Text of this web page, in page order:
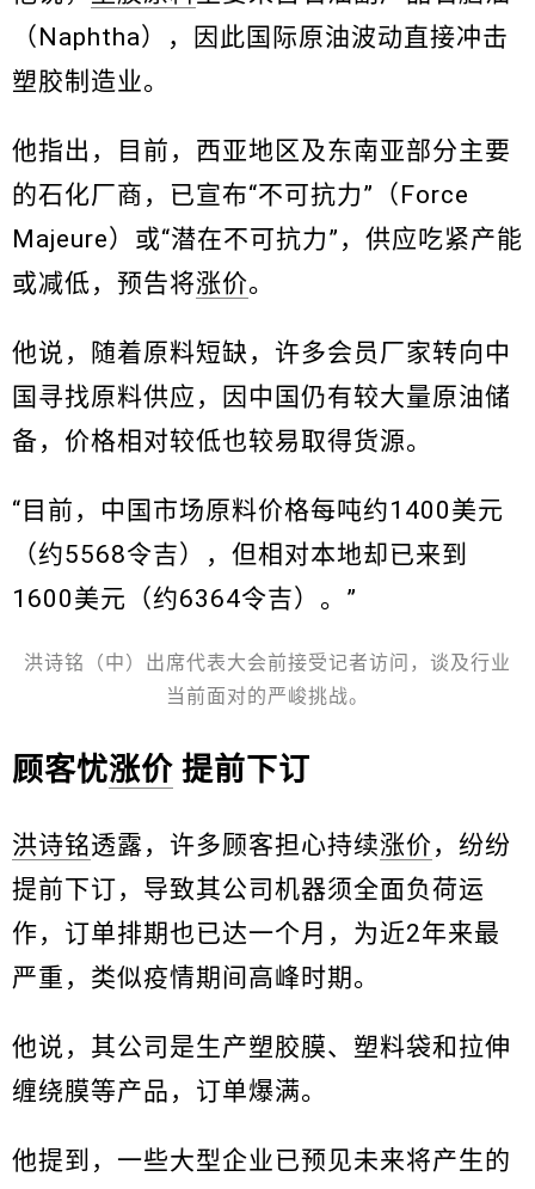
（Naphtha），因此国际原油波动直接冲击
塑胶制造业。
他指出，目前，西亚地区及东南亚部分主要
的石化厂商，已宣布“不可抗力”（Force
Majeure）或“潜在不可抗力”，供应吃紧产能
或减低，预告将涨价。
他说，随着原料短缺，许多会员厂家转向中
国寻找原料供应，因中国仍有较大量原油储
备，价格相对较低也较易取得货源。
“目前，中国市场原料价格每吨约1400美元
（约5568令吉），但相对本地却已来到
1600美元（约6364令吉）。”
洪诗铭（中）出席代表大会前接受记者访问，谈及行业
当前面对的严峻挑战。
顾客忧涨价 提前下订
洪诗铭透露，许多顾客担心持续涨价，纷纷
提前下订，导致其公司机器须全面负荷运
作，订单排期也已达一个月，为近2年来最
严重，类似疫情期间高峰时期。
他说，其公司是生产塑胶膜、塑料袋和拉伸
缠绕膜等产品，订单爆满。
他提到，一些大型企业已预见未来将产生的